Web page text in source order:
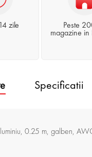
zile Peste
magazine in
Specificatii
0.25 m, galben,